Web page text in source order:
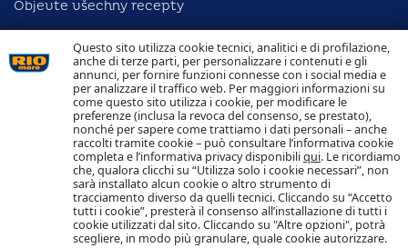
Questo sito utilizza cookie tecnici, analitici e di profilazione,
anche di terze parti, per personalizzare i contenuti e gli
annunci, per fornire funzioni connesse con i social media e
per analizzare il traffico web. Per maggiori informazioni su
come questo sito utilizza i cookie, per modificare le
preferenze (inclusa la revoca del consenso, se prestato),
nonché per sapere come trattiamo i dati personali – anche
raccolti tramite cookie – può consultare l’informativa cookie
completa e l’informativa privacy disponibiliqui. Le ricordiamo
che, qualora clicchi su “Utilizza solo i cookie necessari”, non
sarà installato alcun cookie o altro strumento di
tracciamento diverso da quelli tecnici. Cliccando su “Accetto
tutti i cookie”, presterà il consenso all’installazione di tutti i
cookie utilizzati dal sito. Cliccando su "Altre opzioni", potrà
scegliere, in modo più granulare, quale cookie autorizzare.
Objevte všechny recepty
ODPOVĚDNOST
DOHLEDATELNOST
KONTAKTUJTE NÁS
NAKLÁDÁNÍ S COOKIES
OCHRANA OSOBNÍCH ÚDAJŮ
Sledujte nás